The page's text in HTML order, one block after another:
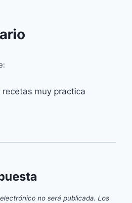
muy practica
no será publicada. Los